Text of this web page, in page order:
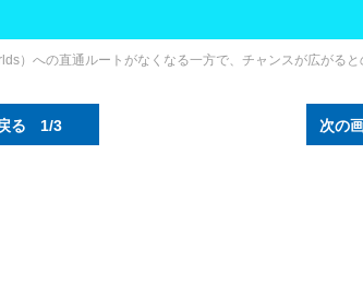
）への直通ルートがなくなる一方で、チャンスが広がると
次の
る 1/3